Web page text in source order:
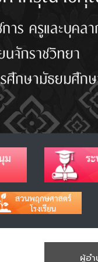
ผู้อำ